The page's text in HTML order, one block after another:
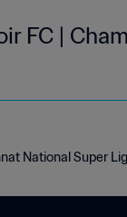
FC |
National Super